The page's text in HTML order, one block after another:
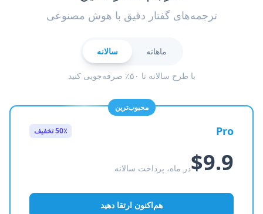
ترجمه‌های گفتار دقیق با هوش مصنوعی
ماهانه سالانه
با طرح سالانه تا ۵۰٪ صرفه‌جویی کنید
محبوب‌ترین
Pro 50٪ تخفیف
$9.9در ماه، پرداخت سالانه
هم‌اکنون ارتقا دهید